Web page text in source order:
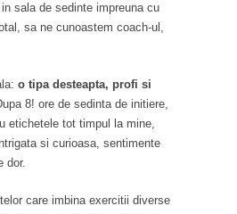
sala de sedinte impreuna cu
sa ne cunoastem coach-ul,
o tipa desteapta, profi si
8! ore de sedinta de initiere,
etichetele tot timpul la mine,
si curioasa, sentimente
dor.
care imbina exercitii diverse